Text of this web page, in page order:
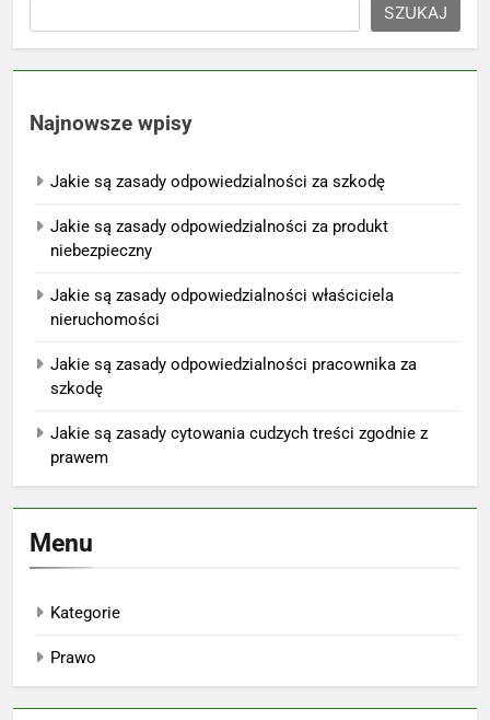
SZUKAJ
Najnowsze wpisy
Jakie są zasady odpowiedzialności za szkodę
Jakie są zasady odpowiedzialności za produkt
niebezpieczny
Jakie są zasady odpowiedzialności właściciela
nieruchomości
Jakie są zasady odpowiedzialności pracownika za
szkodę
Jakie są zasady cytowania cudzych treści zgodnie z
prawem
Menu
Kategorie
Prawo